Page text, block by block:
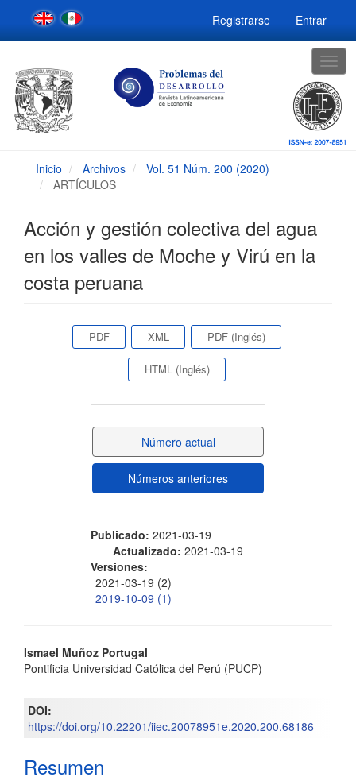
Navegación
principal
Contenido
Barra
lateral
Registrarse Entrar
Inicio Archivos
Vol. 51 Núm. 200 (2020)
ARTÍCULOS
Acción y gestión colectiva del agua
en los valles de Moche y Virú en la
costa peruana
Barra
artículo
PDF XML PDF (Inglés)
HTML (Inglés)
Número actual
Números anteriores
Publicado: 2021-03-19
Actualizado: 2021-03-19
Versiones:
2021-03-19 (2)
2019-10-09 (1)
Contenido
del
artículo
Ismael Muñoz Portugal
Pontificia Universidad Católica del Perú (PUCP)
DOI:
https://doi.org/10.22201/iiec.20078951e.2020.200.68186
Resumen